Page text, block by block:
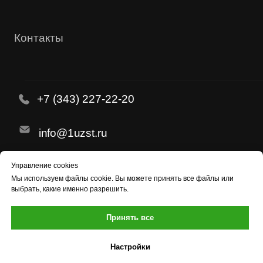
Управление cookies
Мы используем файлы cookie. Вы можете принять все файлы или
выбрать, какие именно разрешить.
Принять все
Настройки